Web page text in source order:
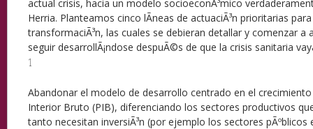
actual crisis, hacia un modelo socioeconÃ³mico
Herria. Planteamos cinco lÃ­neas de actuaciÃ³n prioritarias
transformaciÃ³n, las cuales se debieran detallar y comenzar a
seguir desarrollÃ¡ndose despuÃ©s de que la crisis sanitaria
1
Abandonar el modelo de desarrollo centrado en el
Interior Bruto (PIB), diferenciando los sectores productivos
tanto necesitan inversiÃ³n (por ejemplo los sectores pÃºblicos